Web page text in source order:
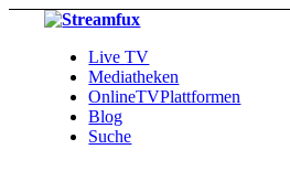
Live TV
Mediatheken
OnlineTVPlattformen
Blog
Suche